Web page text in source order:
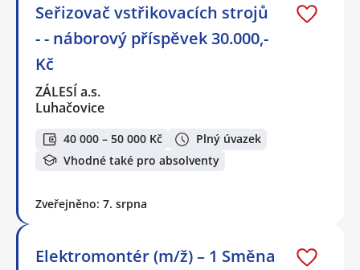
Seřizovač vstřikovacích strojů
- - náborový příspěvek 30.000,-
Kč
ZÁLESÍ a.s.
Luhačovice
40 000 – 50 000 Kč
Plný úvazek
Vhodné také pro absolventy
Zveřejněno: 7. srpna
Elektromontér (m/ž) – 1 Směna